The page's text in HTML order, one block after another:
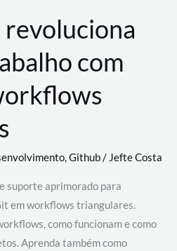
com
,Github/ Jefte Costa
suporte aprimorado para
em workflows triangulares.
como funcionam e como
Aprenda também como